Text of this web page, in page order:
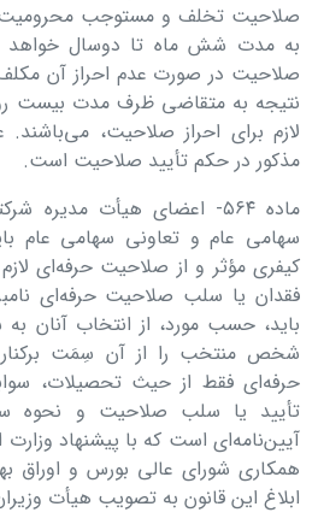
صلاحیت تخلف و مستوجب
به مدت شش ماه تا دوسال خواهد
صلاحیت در صورت عدم احراز آن
نتیجه به متقاضی ظرف مدت بیست
لازم برای احراز صلاحیت،
مذکور در حکم تأیید صلاحیت است.
ماده ۵۶۴- اعضای هیأت
سهامی عام و تعاونی سهامی عام
کیفری مؤثر و از صلاحیت حرفه‌ای
فقدان یا سلب صلاحیت حرفه‌ای
باید، حسب مورد، از انتخاب آنان
شخص منتخب را از آن سِمَت
حرفه‌ای فقط از حیث تحصیلات،
تأیید یا سلب صلاحیت و
آیین‌نامه‌‌ای است که با پیشنهاد وزارت
همکاری شورای عالی بورس و اوراق
ابلاغ این قانون به تصویب هیأت